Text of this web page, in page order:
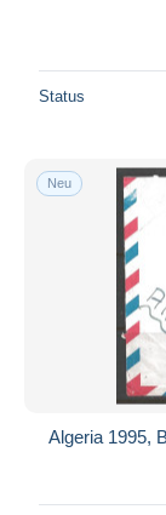
Wohnsitz des
Status
Neu
Algeria 1995,